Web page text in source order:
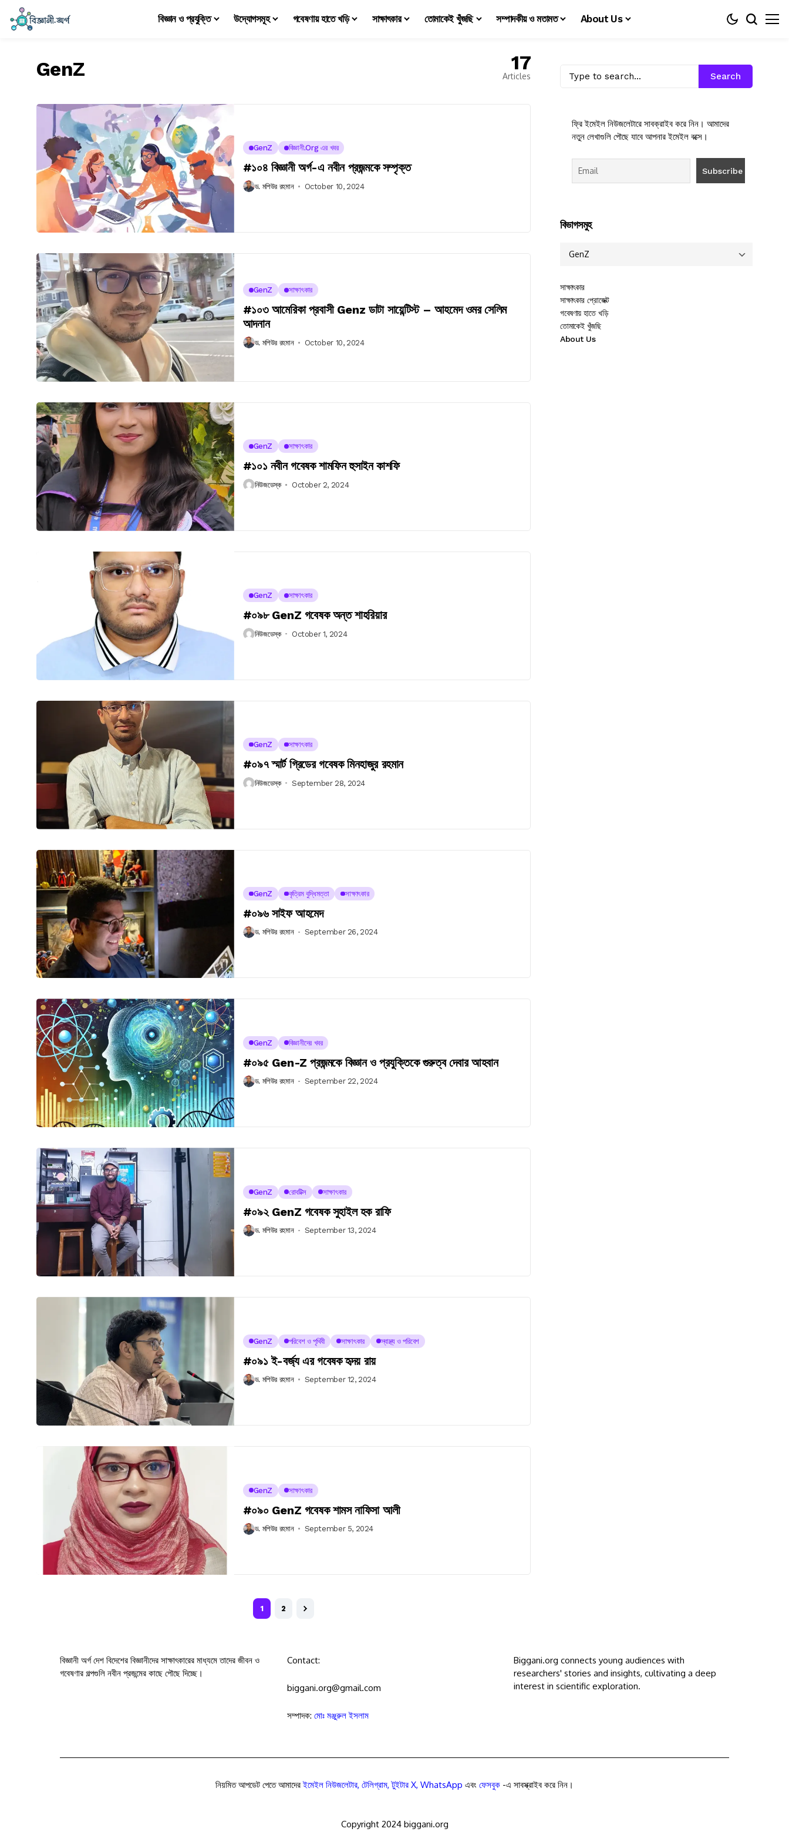
বিজ্ঞান ও প্রযুক্তি উদ্যোগসমূহ গবেষণায় হাতে খড়ি সাক্ষাৎকার তোমাকেই খুঁজছি সম্পাদকীয় ও মতামত About Us
GenZ 17
Articles
GenZ বিজ্ঞানী.org এর খবর
#১০৪ বিজ্ঞানী অর্গ-এ নবীন প্রজন্মকে সম্পৃক্ত
ড. মশিউর রহমান October 10, 2024
GenZ সাক্ষাৎকার
#১০৩ আমেরিকা প্রবাসী Genz ডাটা সায়েন্টিস্ট – আহমেদ ওমর সেলিম
আদনান
ড. মশিউর রহমান October 10, 2024
GenZ সাক্ষাৎকার
#১০১ নবীন গবেষক শামফিন হুসাইন কাশফি
নিউজডেস্ক October 2, 2024
GenZ সাক্ষাৎকার
#০৯৮ GenZ গবেষক অন্ত শাহরিয়ার
নিউজডেস্ক October 1, 2024
GenZ সাক্ষাৎকার
#০৯৭ স্মার্ট গ্রিডের গবেষক মিনহাজুর রহমান
নিউজডেস্ক September 28, 2024
GenZ কৃত্রিম বুদ্ধিমত্তা সাক্ষাৎকার
#০৯৬ সাইফ আহমেদ
ড. মশিউর রহমান September 26, 2024
GenZ বিজ্ঞানীদের খবর
#০৯৫ Gen-Z প্রজন্মকে বিজ্ঞান ও প্রযুক্তিকে গুরুত্ব দেবার আহবান
ড. মশিউর রহমান September 22, 2024
GenZ রোবটিক্স সাক্ষাৎকার
#০৯২ GenZ গবেষক সুহাইল হক রাফি
ড. মশিউর রহমান September 13, 2024
GenZ পরিবেশ ও পৃথিবী সাক্ষাৎকার স্বাস্থ্য ও পরিবেশ
#০৯১ ই-বর্জ্য এর গবেষক হৃদয় রায়
ড. মশিউর রহমান September 12, 2024
GenZ সাক্ষাৎকার
#০৯০ GenZ গবেষক শামস নাফিসা আলী
ড. মশিউর রহমান September 5, 2024
1 2
Search
ফ্রি ইমেইল নিউজলেটারে সাবক্রাইব করে নিন। আমাদের
নতুন লেখাগুলি পৌছে যাবে আপনার ইমেইল বক্সে।
বিভাগসমুহ
সাক্ষাৎকার
সাক্ষাৎকার প্রোজেক্ট
গবেষণায় হাতে খড়ি
তোমাকেই খুঁজছি
About Us
বিজ্ঞানী অর্গ দেশ বিদেশের বিজ্ঞানীদের সাক্ষাৎকারের মাধ্যমে তাদের জীবন ও
গবেষণার গল্পগুলি নবীন প্রজন্মের কাছে পৌছে দিচ্ছে।
Contact:
biggani.org@gmail.com
সম্পাদক: মোঃ মঞ্জুরুল ইসলাম
Biggani.org connects young audiences with
researchers' stories and insights, cultivating a deep
interest in scientific exploration.
নিয়মিত আপডেট পেতে আমাদেরইমেইল নিউজলেটার, টেলিগ্রাম,টুইটার X, WhatsApp এবং ফেসবুক -এ সাবস্ক্রাইব করে নিন।
Copyright 2024 biggani.org